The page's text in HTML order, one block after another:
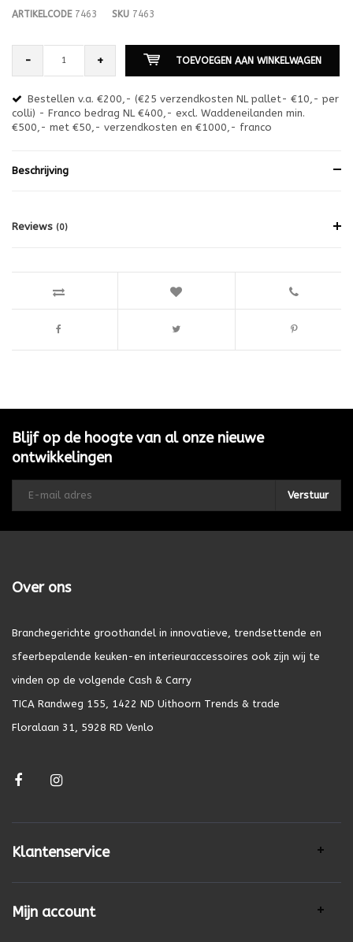
ARTIKELCODE7463 SKU 7463
- + TOEVOEGEN AAN WINKELWAGEN
Bestellen v.a. €200,- (€25 verzendkosten NL pallet- €10,- per
colli) - Franco bedrag NL €400,- excl. Waddeneilanden min.
€500,- met €50,- verzendkosten en €1000,- franco
Beschrijving
Reviews (0)
Blijf op de hoogte van al onze nieuwe
ontwikkelingen
Verstuur
Over ons
Branchegerichte groothandel in innovatieve, trendsettende en
sfeerbepalende keuken-en interieuraccessoires ook zijn wij te
vinden op de volgende Cash & Carry
TICA Randweg 155, 1422 ND Uithoorn Trends & trade
Floralaan 31, 5928 RD Venlo
Klantenservice
Mijn account